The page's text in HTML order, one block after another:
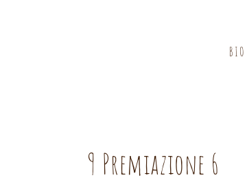
BIO
9 Premiazione 6